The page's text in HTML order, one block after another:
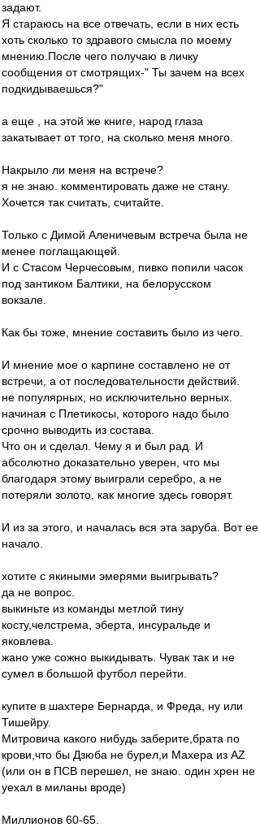
задают.
Я стараюсь на все отвечать, если в них есть
хоть сколько то здравого смысла по моему
мнению.После чего получаю в личку
сообщения от смотрящих-" Ты зачем на всех
подкидываешься?"
а еще , на этой же книге, народ глаза
закатывает от того, на сколько меня много.
Накрыло ли меня на встрече?
я не знаю. комментировать даже не стану.
Хочется так считать, считайте.
Только с Димой Аленичевым встреча была не
менее поглащающей.
И с Стасом Черчесовым, пивко попили часок
под зантиком Балтики, на белорусском
вокзале.
Как бы тоже, мнение составить было из чего.
И мнение мое о карпине составлено не от
встречи, а от последовательности действий.
не популярных, но исключительно верных.
начиная с Плетикосы, которого надо было
срочно выводить из состава.
Что он и сделал. Чему я и был рад. И
абсолютно доказательно уверен, что мы
благодаря этому выиграли серебро, а не
потеряли золото, как многие здесь говорят.
И из за этого, и началась вся эта заруба. Вот ее
начало.
хотите с якиными эмерями выигрывать?
да не вопрос.
выкиньте из команды метлой тину
косту,челстрема, эберта, инсуральде и
яковлева.
жано уже сожно выкидывать. Чувак так и не
сумел в большой футбол перейти.
купите в шахтере Бернарда, и Фреда, ну или
Тишейру.
Митровича какого нибудь заберите,брата по
крови,что бы Дзюба не бурел,и Махера из АZ
(или он в ПСВ перешел, не знаю. один хрен не
уехал в миланы вроде)
Миллионов 60-65.